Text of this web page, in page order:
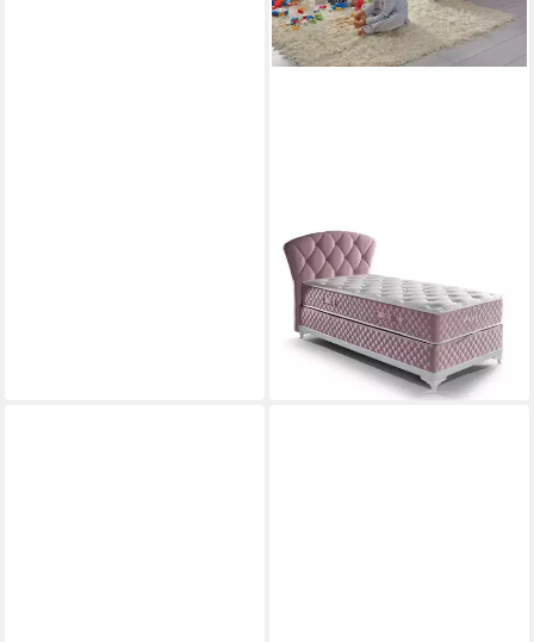
Kinderbett Kinderbett 90 x
200 Boxspringbett 90 x 200
inkl. Matratze Pinky
ab 1.099,00 € UVP2.000,00 €
-45%
lieferbar - in 6-8 Werktagen bei dir